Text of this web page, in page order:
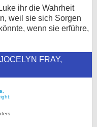
ihr die Wahrheit
weil sie sich Sorgen
wenn sie erführe,
FRAY,